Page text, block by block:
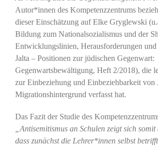
Autor*innen des Kompetenzzentrums
dieser Einschätzung auf Elke Gryglewski
Bildung zum Nationalsozialismus und der
Entwicklungslinien, Herausforderungen und
Jalta – Positionen zur jüdischen Gegenwart:
Gegenwartsbewältigung, Heft 2/2018), die
zur Einbeziehung und Einbeziehbarkeit von
Migrationshintergrund verfasst hat.
Das Fazit der Studie des
„Antisemitismus an Schulen zeigt sich somit
dass zunächst die Lehrer*innen selbst